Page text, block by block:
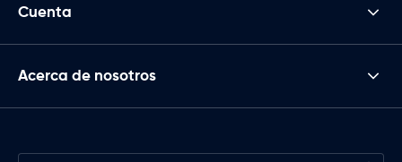
Cuenta
Acerca de nosotros